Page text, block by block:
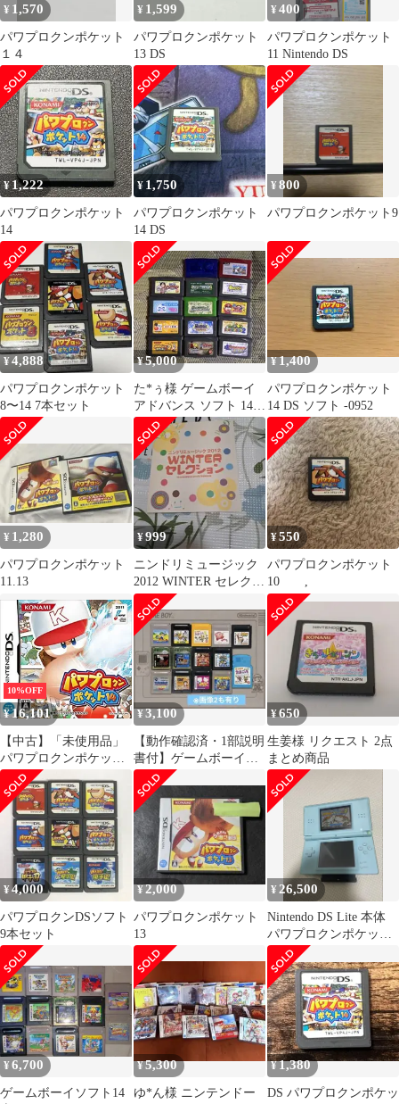
¥ 1,570
パワプロクンポケット
１４
¥ 1,599
パワプロクンポケット
13 DS
¥400
パワプロクンポケット
11 Nintendo DS
¥1,222
パワプロクンポケット
14
¥ 1,750
パワプロクンポケット
14 DS
¥800
パワプロクンポケット9
¥4,888
パワプロクンポケット
8〜14 7本セット
¥5,000
た*ぅ様 ゲームボーイ
アドバンス ソフト 14本
セット 中古・動作未確
認
¥1,400
パワプロクンポケット
14 DS ソフト -0952
¥ 1,280
パワプロクンポケット
11.13
¥999
ニンドリミュージック
2012 WINTER セレクシ
ョン
¥550
パワプロクンポケット
10 ,
10%OFF
¥16,101
【中古】「未使用品」
パワプロクンポケット
14
¥3,100
【動作確認済・1部説明
書付】ゲームボーイソ
フト18本 まとめ売り
GB ソフト
¥650
生姜様 リクエスト 2点
まとめ商品
¥4,000
パワプロクンDSソフト
9本セット
¥2,000
パワプロクンポケット
13
¥ 26,500
Nintendo DS Lite 本体
パワプロクンポケット
セット/パワポケ
¥6,700
ゲームボーイソフト14
¥5,300
ゆ*ん様 ニンテンドー
¥1,380
DS パワプロクンポケッ